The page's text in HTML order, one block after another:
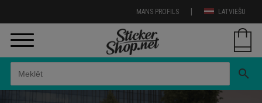
LATVIEŠU
|
MANS PROFILS
search